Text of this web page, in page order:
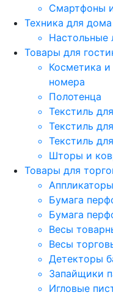
Смартфоны
Техника для
Настольные
Товары для
Косметика и
номера
Полотенца
Текстиль
Текстиль
Текстиль
Шторы и
Товары для
Бумага
Бумага
Весы
Весы
Детекторы
Запайщики
Игловые